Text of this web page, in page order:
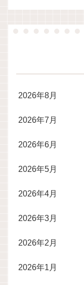
2026年8月
2026年7月
2026年6月
2026年5月
2026年4月
2026年3月
2026年2月
2026年1月